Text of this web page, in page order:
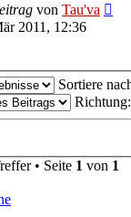
von Tau'va
2011, 12:36
Sortiere
Richtung:
• Seite 1 von 1